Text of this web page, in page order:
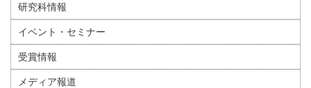
研究科情報
イベント・セミナー
受賞情報
メディア報道